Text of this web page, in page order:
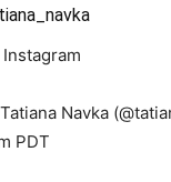
Navka
PDT